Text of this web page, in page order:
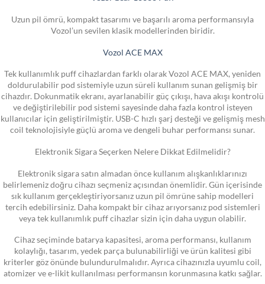
Uzun pil ömrü, kompakt tasarımı ve başarılı aroma performansıyla
Vozol’un sevilen klasik modellerinden biridir.
Vozol ACE MAX
Tek kullanımlık puff cihazlardan farklı olarak Vozol ACE MAX, yeniden
doldurulabilir pod sistemiyle uzun süreli kullanım sunan gelişmiş bir
cihazdır. Dokunmatik ekranı, ayarlanabilir güç çıkışı, hava akışı kontrolü
ve değiştirilebilir pod sistemi sayesinde daha fazla kontrol isteyen
kullanıcılar için geliştirilmiştir. USB-C hızlı şarj desteği ve gelişmiş mesh
coil teknolojisiyle güçlü aroma ve dengeli buhar performansı sunar.
Elektronik Sigara Seçerken Nelere Dikkat Edilmelidir?
Elektronik sigara satın almadan önce kullanım alışkanlıklarınızı
belirlemeniz doğru cihazı seçmeniz açısından önemlidir. Gün içerisinde
sık kullanım gerçekleştiriyorsanız uzun pil ömrüne sahip modelleri
tercih edebilirsiniz. Daha kompakt bir cihaz arıyorsanız pod sistemleri
veya tek kullanımlık puff cihazlar sizin için daha uygun olabilir.
Cihaz seçiminde batarya kapasitesi, aroma performansı, kullanım
kolaylığı, tasarım, yedek parça bulunabilirliği ve ürün kalitesi gibi
kriterler göz önünde bulundurulmalıdır. Ayrıca cihazınızla uyumlu coil,
atomizer ve e-likit kullanılması performansın korunmasına katkı sağlar.